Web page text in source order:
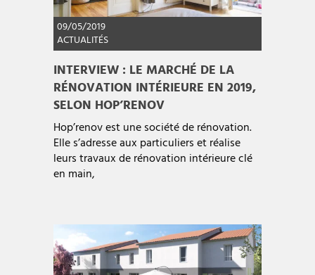
09/05/2019
ACTUALITÉS
INTERVIEW : LE MARCHÉ DE LA
RÉNOVATION INTÉRIEURE EN 2019,
SELON HOP’RENOV
Hop’renov est une société de rénovation.
Elle s’adresse aux particuliers et réalise
leurs travaux de rénovation intérieure clé
en main,